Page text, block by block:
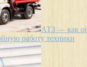
АТЗ — как
работу техники